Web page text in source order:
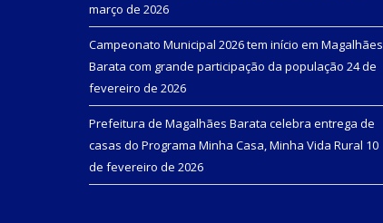
março de 2026
Campeonato Municipal 2026 tem início em Magalhães
Barata com grande participação da população 24 de
fevereiro de 2026
Prefeitura de Magalhães Barata celebra entrega de
casas do Programa Minha Casa, Minha Vida Rural 10
de fevereiro de 2026